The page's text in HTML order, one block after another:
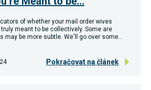
of whether your mail order wives
meant to be collectively. Some are
may be more subtle. We'll go over some…
Pokračovat na článek
identifikace Vaší
používány pouze
pseudonymizované
údaje. Pokud
souhlas, nebudete
příjemcem obsahů